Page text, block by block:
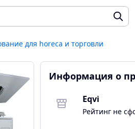
для horeca и торговли
Информация о
Eqvi
Рейтинг не